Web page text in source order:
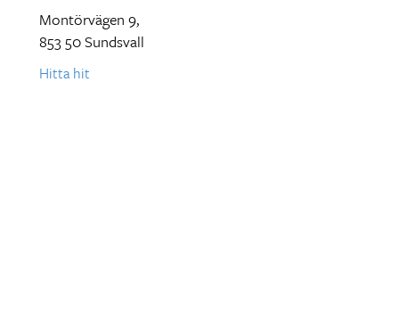
Montörvägen 9,
853 50 Sundsvall
Hitta hit